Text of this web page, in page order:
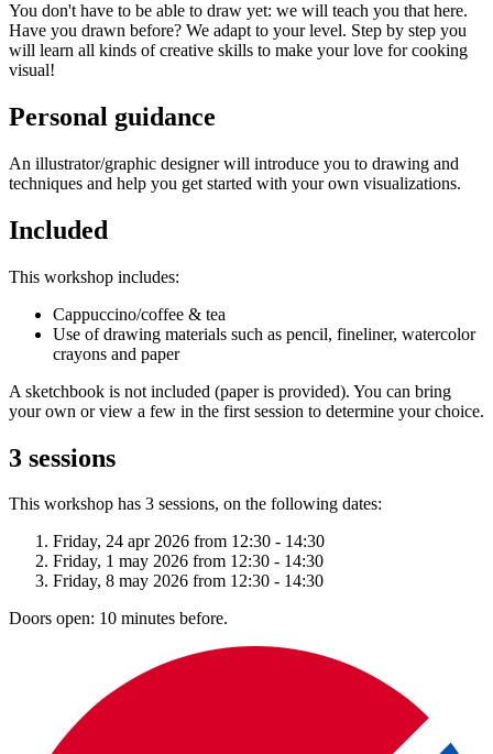
Op elke afdruk staan andere voorbeelden van workshops, zodat je
een passende kunt kiezen:
Voorbeelden van creatieve workshops tot €28:
Nederlandstalige bon
Voorbeelden van creatieve workshops tot €37:
You don't have to be able to draw yet: we will teach you that here.
Have you drawn before? We adapt to your level. Step by step you
will learn all kinds of creative skills to make your love for cooking
visual!
Personal guidance
An illustrator/graphic designer will introduce you to drawing and
techniques and help you get started with your own visualizations.
Included
This workshop includes:
Cappuccino/coffee & tea
Use of drawing materials such as pencil, fineliner, watercolor
crayons and paper
A sketchbook is not included (paper is provided). You can bring
your own or view a few in the first session to determine your choice.
3 sessions
This workshop has 3 sessions, on the following dates:
Friday, 24 apr 2026 from 12:30 - 14:30
Friday, 1 may 2026 from 12:30 - 14:30
Friday, 8 may 2026 from 12:30 - 14:30
Doors open: 10 minutes before.